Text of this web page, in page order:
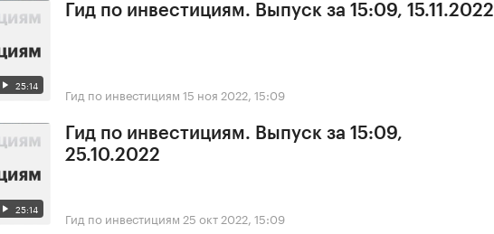
25:14
Гид по инвестициям. Выпуск за 15:09, 15.11.2022
Гид по инвестициям 15 ноя 2022, 15:09
25:14
Гид по инвестициям. Выпуск за 15:09,
25.10.2022
Гид по инвестициям 25 окт 2022, 15:09